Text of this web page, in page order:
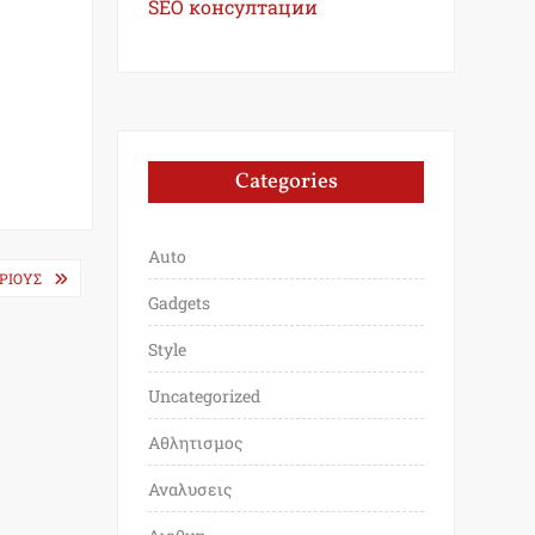
SEO консултации
Categories
Auto
Gadgets
Style
Uncategorized
Αθλητισμος
Αναλυσεις